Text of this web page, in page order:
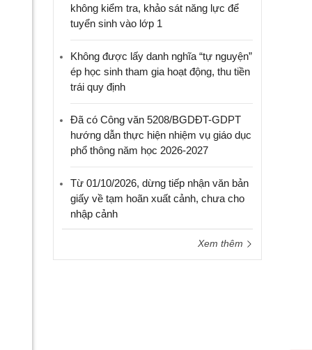
không kiểm tra, khảo sát năng lực để
tuyển sinh vào lớp 1
Không được lấy danh nghĩa “tự nguyện”
ép học sinh tham gia hoạt động, thu tiền
trái quy định
Đã có Công văn 5208/BGDĐT-GDPT
hướng dẫn thực hiện nhiệm vụ giáo dục
phổ thông năm học 2026-2027
Từ 01/10/2026, dừng tiếp nhận văn bản
giấy về tạm hoãn xuất cảnh, chưa cho
nhập cảnh
Xem thêm